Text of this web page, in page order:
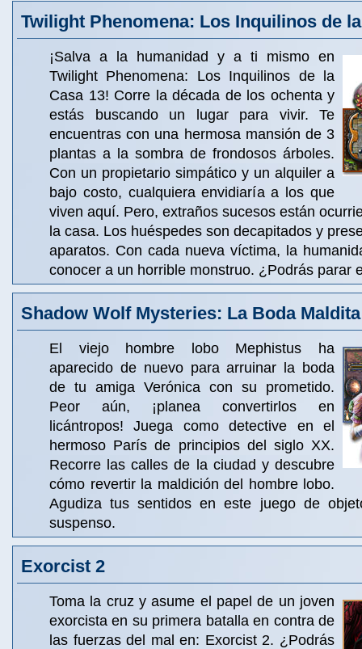
Twilight Phenomena: Los Inquilinos de
¡Salva a la humanidad y a ti mismo en
Twilight Phenomena: Los Inquilinos de la
Casa 13! Corre la década de los ochenta y
estás buscando un lugar para vivir. Te
encuentras con una hermosa mansión de 3
plantas a la sombra de frondosos árboles.
Con un propietario simpático y un alquiler a
bajo costo, cualquiera envidiaría a los que
viven aquí. Pero, extraños sucesos están
la casa. Los huéspedes son decapitados y
aparatos. Con cada nueva víctima, la
conocer a un horrible monstruo. ¿Podrás parar
Shadow Wolf Mysteries: La Boda Maldita
El viejo hombre lobo Mephistus ha
aparecido de nuevo para arruinar la boda
de tu amiga Verónica con su prometido.
Peor aún, ¡planea convertirlos en
licántropos! Juega como detective en el
hermoso París de principios del siglo XX.
Recorre las calles de la ciudad y descubre
cómo revertir la maldición del hombre lobo.
Agudiza tus sentidos en este juego de
suspenso.
Exorcist 2
Toma la cruz y asume el papel de un joven
exorcista en su primera batalla en contra de
las fuerzas del mal en: Exorcist 2. ¿Podrás